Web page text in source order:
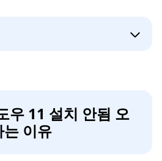
우 11 설치 안됨 오
이유